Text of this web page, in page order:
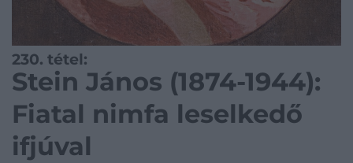
230. tétel:
Stein János (1874-1944):
Fiatal nimfa leselkedő
ifjúval